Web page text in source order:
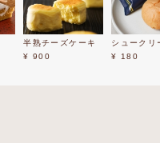
熟チーズケーキ
シュークリーム